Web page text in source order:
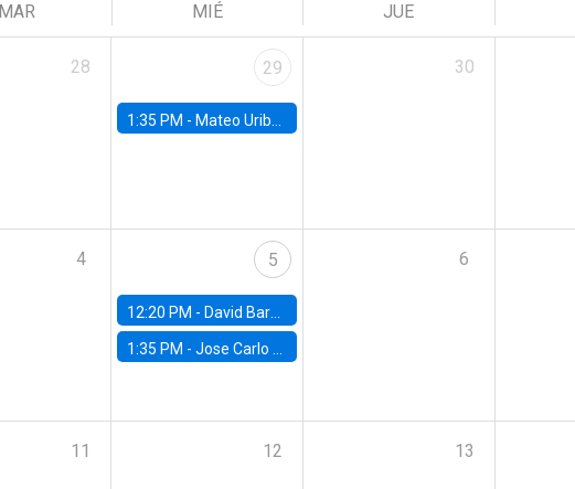
MAR MIÉ JUE
28 29
1:35 PM - Mateo Uribe-Castro, Universidad de los Andes (Colombia)
30
4 5
12:20 PM - David Bardey, Universidad de los Andes - CEDE
1:35 PM -Jose Carlo Bermudez, UC (ME) & World Bank
6
11 12 13